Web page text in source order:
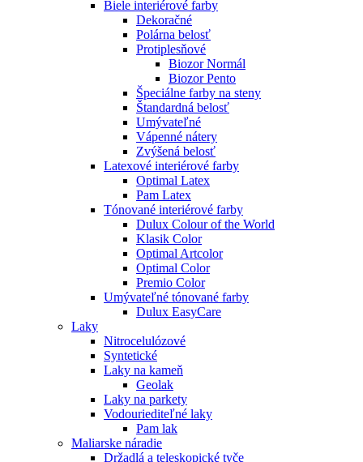
Biele interiérové farby
Dekoračné
Polárna belosť
Protiplesňové
Biozor Normál
Biozor Pento
Špeciálne farby na steny
Štandardná belosť
Umývateľné
Vápenné nátery
Zvýšená belosť
Latexové interiérové farby
Optimal Latex
Pam Latex
Tónované interiérové farby
Dulux Colour of the World
Klasik Color
Optimal Artcolor
Optimal Color
Premio Color
Umývateľné tónované farby
Dulux EasyCare
Laky
Nitrocelulózové
Syntetické
Laky na kameň
Geolak
Laky na parkety
Vodouriediteľné laky
Pam lak
Maliarske náradie
Držadlá a teleskopické tyče